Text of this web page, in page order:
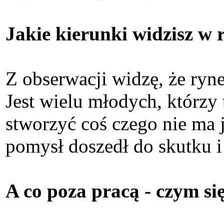
Jakie kierunki widzisz w
Z obserwacji widzę, że
Jest wielu młodych,
stworzyć coś czego nie
pomysł doszedł do
A co poza pracą - czym